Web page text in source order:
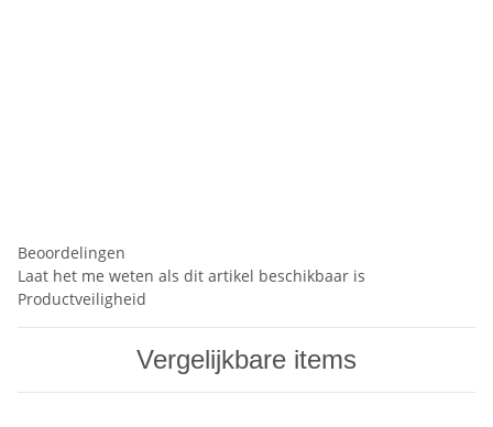
Beoordelingen
Laat het me weten als dit artikel beschikbaar is
Productveiligheid
Vergelijkbare items